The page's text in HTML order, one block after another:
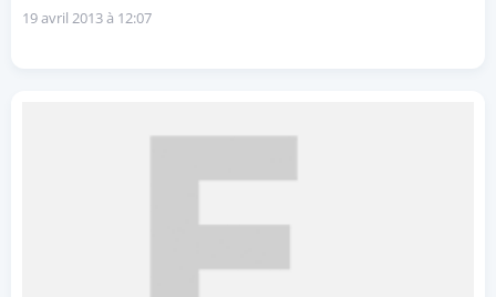
19 avril 2013 à 12:07